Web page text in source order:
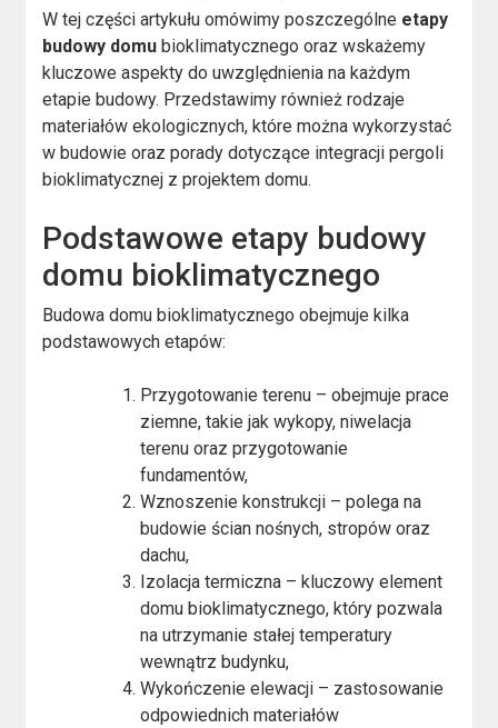
W tej części artykułu omówimy poszczególne etapy
budowy domu bioklimatycznego oraz wskażemy
kluczowe aspekty do uwzględnienia na każdym
etapie budowy. Przedstawimy również rodzaje
materiałów ekologicznych, które można wykorzystać
w budowie oraz porady dotyczące integracji pergoli
bioklimatycznej z projektem domu.
Podstawowe etapy budowy
domu bioklimatycznego
Budowa domu bioklimatycznego obejmuje kilka
podstawowych etapów:
Przygotowanie terenu – obejmuje prace
ziemne, takie jak wykopy, niwelacja
terenu oraz przygotowanie
fundamentów,
Wznoszenie konstrukcji – polega na
budowie ścian nośnych, stropów oraz
dachu,
Izolacja termiczna – kluczowy element
domu bioklimatycznego, który pozwala
na utrzymanie stałej temperatury
wewnątrz budynku,
Wykończenie elewacji – zastosowanie
odpowiednich materiałów